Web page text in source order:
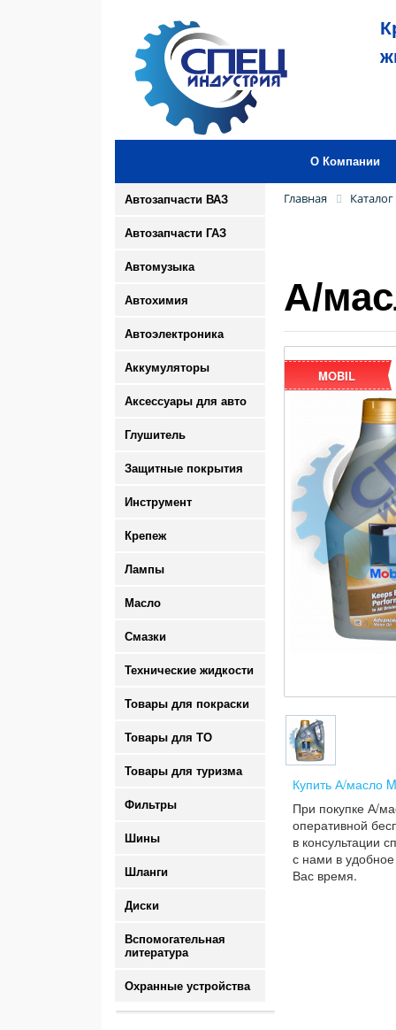
О Компании
Автозапчасти ВАЗ
Автозапчасти ГАЗ
Автомузыка
Автохимия
Автоэлектроника
Аккумуляторы
Аксессуары для авто
Глушитель
Защитные покрытия
Инструмент
Крепеж
Лампы
Масло
Смазки
Технические жидкости
Товары для покраски
Товары для ТО
Товары для туризма
Фильтры
Шины
Шланги
Диски
Вспомогательная
литература
Охранные устройства
Главная Каталог
А/
MOBIL
Купить А/масло
При покупке А/
оперативной
в консультации
с нами в
Вас время.